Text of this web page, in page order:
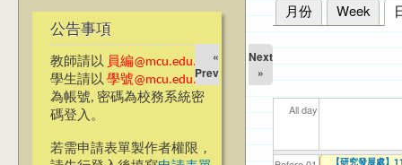
公告事項
教師請以 員編@mcu.edu.tw
學生請以 學號@mcu.edu.tw
為帳號, 密碼為校務系統密
碼登入。
若需申請表單製作者權限，
主要索引標籤
月份 Week
«
Prev
Next
»
All day
【資網處】
我愛銘傳我愛養
【財務處】工讀
【財
114
114
114
2025『發現銘
【研究發展處